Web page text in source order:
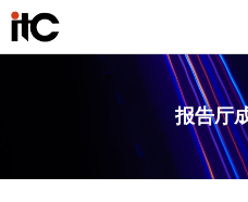
报告厅